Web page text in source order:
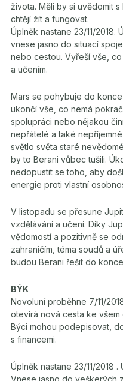
života. Měli by si uvědomit
chtějí žít a fungovat.
Úplněk nastane 23/11/2018.
vnese jasno do situací
nebo cestou. Vyřeší vše,
a učením.
Mars se pohybuje do
ukončí vše, co nemá
spolupráci nebo nějakou
nepřátelé a také
světlo světa staré
by to Berani vůbec tušili.
nedopustit se toho, aby
energie proti vlastní
V listopadu se přesune
vzdělávání a učení. Díky
vědomostí a pozitivně se
zahraničím, téma soudů a
budou Berani řešit do
BÝK
Novoluní proběhne 7/11/
otevírá nová cesta ke všem
Býci mohou podepisovat,
s financemi.
Úplněk nastane 23/11/2018
Vnese jasno do veškerých